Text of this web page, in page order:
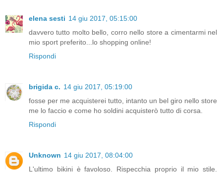
elena sesti 14 giu 2017, 05:15:00
davvero tutto molto bello, corro nello store a cimentarmi nel
mio sport preferito...lo shopping online!
Rispondi
brigida c. 14 giu 2017, 05:19:00
fosse per me acquisterei tutto, intanto un bel giro nello store
me lo faccio e come ho soldini acquisterò tutto di corsa.
Rispondi
Unknown 14 giu 2017, 08:04:00
L'ultimo bikini è favoloso. Rispecchia proprio il mio stile.